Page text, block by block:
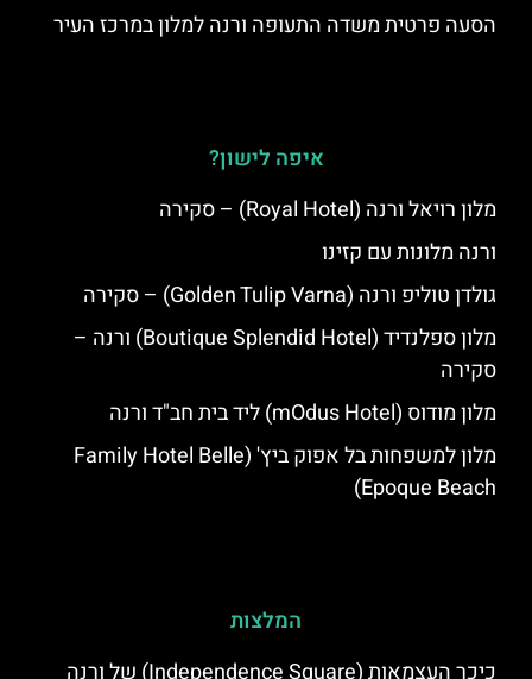
הסעה פרטית משדה התעופה ורנה למלון במרכז העיר
איפה לישון?
מלון רויאל ורנה (Royal Hotel) – סקירה
ורנה מלונות עם קזינו
גולדן טוליפ ורנה (Golden Tulip Varna) – סקירה
מלון ספלנדיד (Boutique Splendid Hotel) ורנה –
סקירה
מלון מודוס (mOdus Hotel) ליד בית חב"ד ורנה
מלון למשפחות בל אפוק ביץ' (Family Hotel Belle
Epoque Beach)
המלצות
כיכר העצמאות (Independence Square) של ורנה